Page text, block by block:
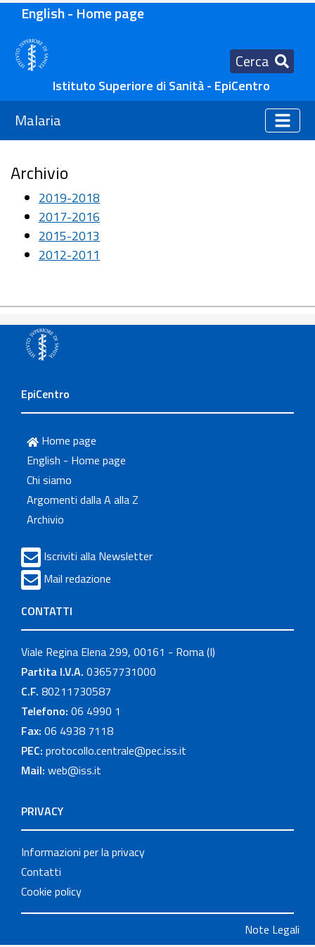
English - Home page
Cerca
Istituto Superiore di Sanità - EpiCentro
Malaria
Archivio
2019-2018
2017-2016
2015-2013
2012-2011
EpiCentro
Home page
English - Home page
Chi siamo
Argomenti dalla A alla Z
Archivio
Iscriviti alla Newsletter
Mail redazione
CONTATTI
Viale Regina Elena 299, 00161 - Roma (I)
Partita I.V.A. 03657731000
C.F. 80211730587
Telefono: 06 4990 1
Fax: 06 4938 7118
PEC: protocollo.centrale@pec.iss.it
Mail: web@iss.it
PRIVACY
Informazioni per la privacy
Contatti
Cookie policy
Note Legali